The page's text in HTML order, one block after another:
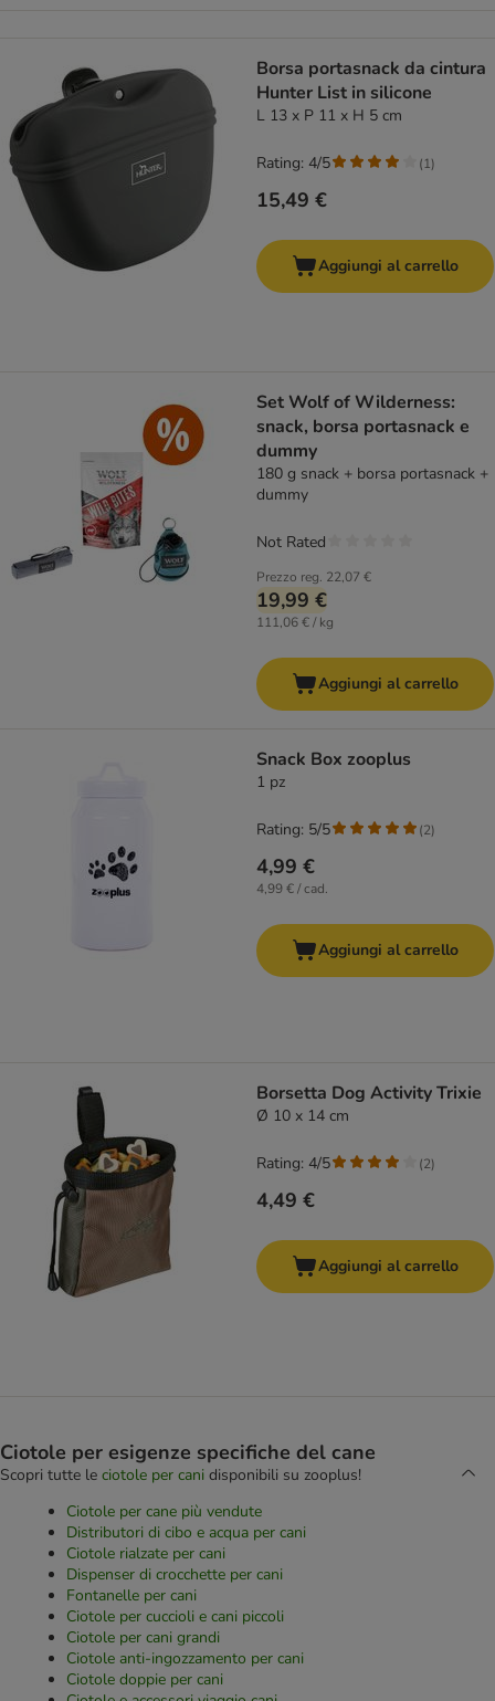
Borsa portasnack da cintura
Hunter List in silicone
L 13 x P 11 x H 5 cm
15,49 €
Rating: 4/5 (1)
Aggiungi al carrello
Set Wolf of Wilderness:
snack, borsa portasnack e
dummy
180 g snack + borsa portasnack +
dummy
Prezzo reg. 22,07 €
19,99 €
111,06 € / kg
Not Rated
Aggiungi al carrello
Snack Box zooplus
1 pz
4,99 €
4,99 € / cad.
Rating: 5/5 (2)
Aggiungi al carrello
Borsetta Dog Activity Trixie
Ø 10 x 14 cm
4,49 €
Rating: 4/5 (2)
Aggiungi al carrello
Ciotole per esigenze specifiche del cane
Scopri tutte le ciotole per cani disponibili su zooplus!
Ciotole per cane più vendute
Distributori di cibo e acqua per cani
Ciotole rialzate per cani
Dispenser di crocchette per cani
Fontanelle per cani
Ciotole per cuccioli e cani piccoli
Ciotole per cani grandi
Ciotole anti-ingozzamento per cani
Ciotole doppie per cani